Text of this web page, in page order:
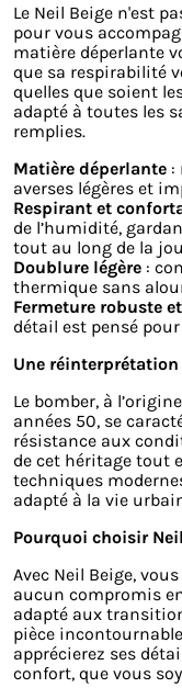
Le Neil Beige n'est
pour vous
matière déperlante
que sa respirabilité
quelles que soient
adapté à toutes les
remplies.
Matière déperlante :
averses légères et
Respirant et
de l’humidité,
tout au long de la
Doublure légère :
thermique sans
Fermeture robuste
détail est pensé
Une
Le bomber, à
années 50, se
résistance aux
de cet héritage tout
techniques
adapté à la vie
Pourquoi choisir
Avec Neil Beige,
aucun compromis
adapté aux
pièce
apprécierez ses
confort, que vous